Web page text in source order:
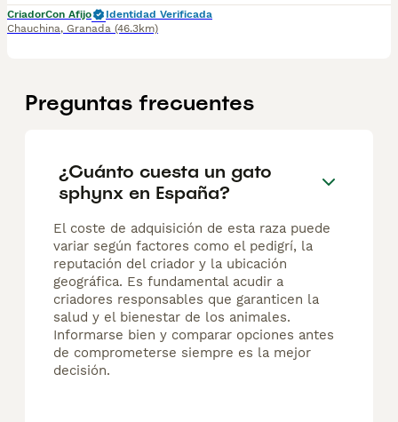
CriadorCon Afijo
Identidad Verificada
Chauchina, Granada (46.3km)
Preguntas frecuentes
¿Cuánto cuesta un gato
sphynx en España?
El coste de adquisición de esta raza puede
variar según factores como el pedigrí, la
reputación del criador y la ubicación
geográfica. Es fundamental acudir a
criadores responsables que garanticen la
salud y el bienestar de los animales.
Informarse bien y comparar opciones antes
de comprometerse siempre es la mejor
decisión.